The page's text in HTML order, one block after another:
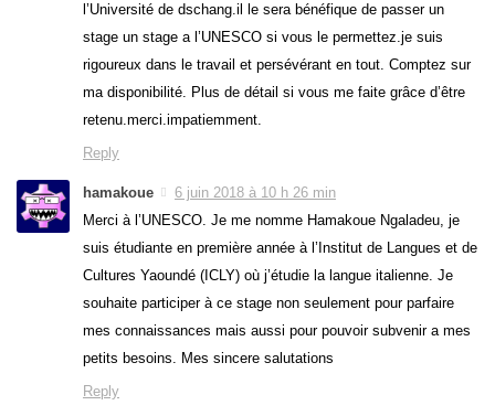
l’Université de dschang.il le sera bénéfique de passer un
stage un stage a l’UNESCO si vous le permettez.je suis
rigoureux dans le travail et persévérant en tout. Comptez sur
ma disponibilité. Plus de détail si vous me faite grâce d’être
retenu.merci.impatiemment.
Reply
hamakoue
6 juin 2018 à 10 h 26 min
Merci à l’UNESCO. Je me nomme Hamakoue Ngaladeu, je
suis étudiante en première année à l’Institut de Langues et de
Cultures Yaoundé (ICLY) où j’étudie la langue italienne. Je
souhaite participer à ce stage non seulement pour parfaire
mes connaissances mais aussi pour pouvoir subvenir a mes
petits besoins. Mes sincere salutations
Reply